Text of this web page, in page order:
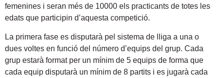
femenines i seran més de 10000 els practicants de totes les
edats que participin d’aquesta competició.
La primera fase es disputarà pel sistema de lliga a una o
dues voltes en funció del número d’equips del grup. Cada
grup estarà format per un mínim de 5 equips de forma que
cada equip disputarà un mínim de 8 partits i es jugarà cada